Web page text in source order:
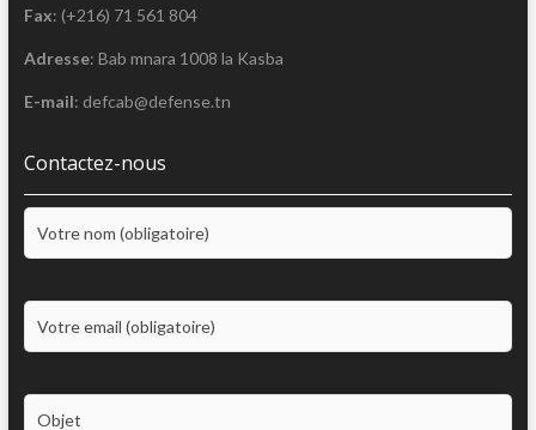
Fax: (+216) 71 561 804
Adresse: Bab mnara 1008 la Kasba
E-mail: defcab@defense.tn
Contactez-nous